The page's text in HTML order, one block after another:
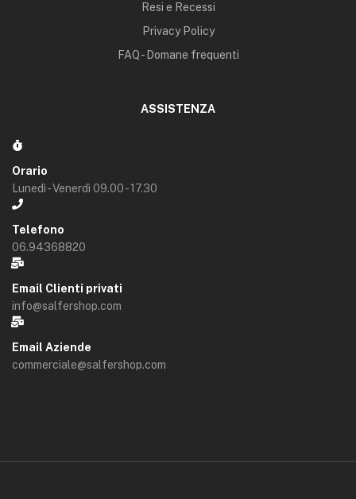
Resi e Recessi
Privacy Policy
FAQ - Domane frequenti
ASSISTENZA
Orario
Lunedì - Venerdì 09.00 - 17.30
Telefono
06.94368820
Email Clienti privati
info@salfershop.com
Email Aziende
commerciale@salfershop.com